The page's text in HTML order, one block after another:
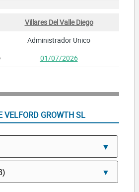
Villares Del Valle Diego
Administrador Unico
01/07/2026
VELFORD GROWTH SL